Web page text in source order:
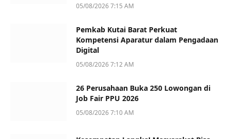
05/08/2026 7:15 AM
Pemkab Kutai Barat Perkuat
Kompetensi Aparatur dalam Pengadaan
Digital
05/08/2026 7:12 AM
26 Perusahaan Buka 250 Lowongan di
Job Fair PPU 2026
05/08/2026 7:10 AM